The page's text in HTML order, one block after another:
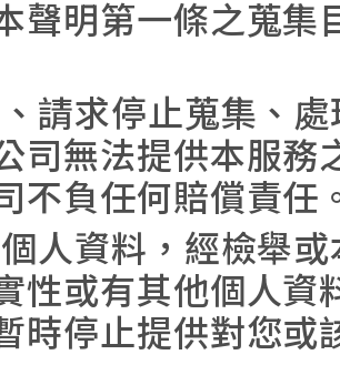
聲明第一條之蒐集
請求停止蒐集、
司無法提供本服
不負任何賠償責任
人資料，經檢舉
性或有其他個人
時停止提供對您或